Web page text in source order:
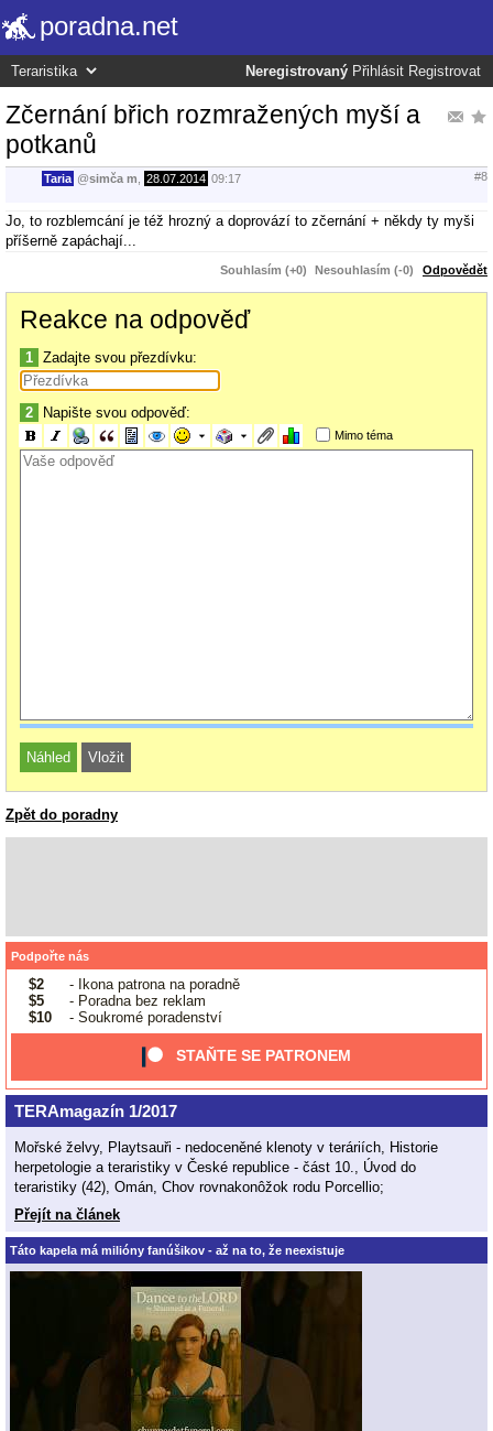
poradna.net
Neregistrovaný Přihlásit Registrovat
Zčernání břich rozmražených myší a
potkanů
Taria @simča m 28.07.2014 09:17 #8
Jo, to rozblemcání je též hrozný a doprovází to zčernání + někdy ty myši
příšerně zapáchají...
Souhlasím (+0) Nesouhlasím (-0) Odpovědět
Reakce na odpověď
1 Zadajte svou přezdívku:
2 Napište svou odpověď:
Mimo téma
Zpět do poradny
Podpořte nás
$2
- Ikona patrona na poradně
$5
- Poradna bez reklam
$10
- Soukromé poradenství
STAŇTE SE PATRONEM
TERAmagazín 1/2017
Mořské želvy, Playtsauři - nedoceněné klenoty v teráriích, Historie
herpetologie a teraristiky v České republice - část 10., Úvod do
teraristiky (42), Omán, Chov rovnakonôžok rodu Porcellio;
Přejít na článek
Táto kapela má milióny fanúšikov - až na to, že neexistuje